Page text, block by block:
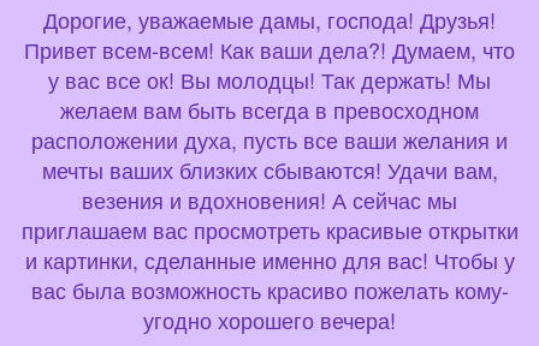
Дорогие, уважаемые дамы, господа! Друзья!
Привет всем-всем! Как ваши дела?! Думаем, что
у вас все ок! Вы молодцы! Так держать! Мы
желаем вам быть всегда в превосходном
расположении духа, пусть все ваши желания и
мечты ваших близких сбываются! Удачи вам,
везения и вдохновения! А сейчас мы
приглашаем вас просмотреть красивые открытки
и картинки, сделанные именно для вас! Чтобы у
вас была возможность красиво пожелать кому-
угодно хорошего вечера!